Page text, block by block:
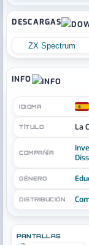
PANTALLAS
DESCARGAS
ZX Spectrum
INFO
IDIOMA
TÍTULO La
COMPAÑÍA
GÉNERO
DISTRIBUCIÓN